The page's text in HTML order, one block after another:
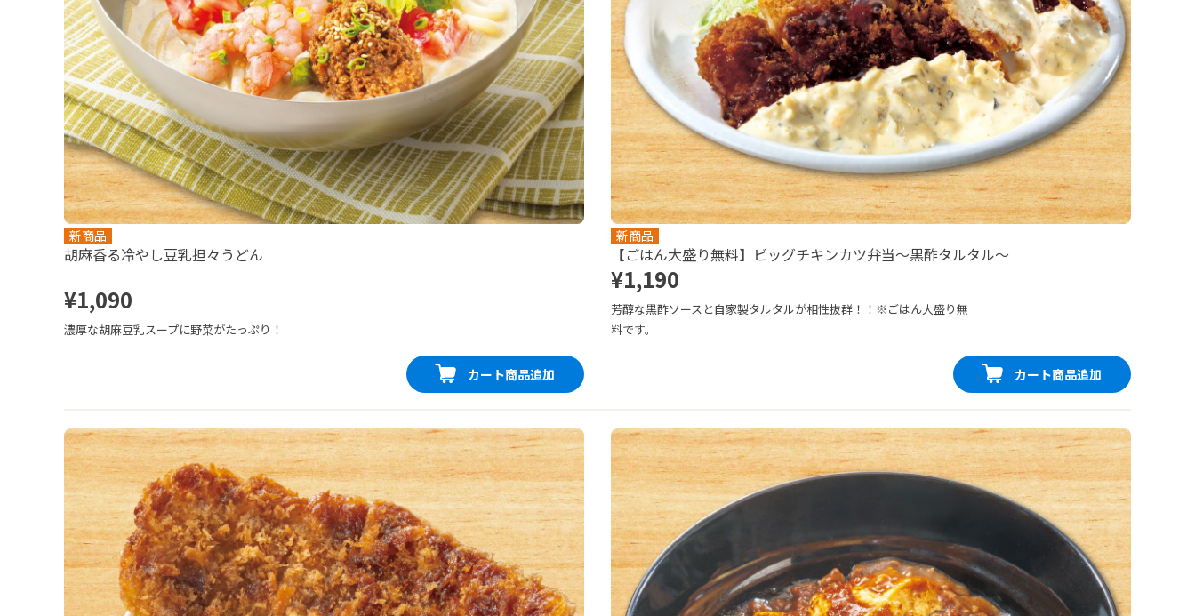
新商品
胡麻香る冷やし豆乳担々うどん
¥1,090
濃厚な胡麻豆乳スープに野菜がたっぷり！
カート商品追加
新商品
【ごはん大盛り無料】ビッグチキンカツ弁当〜黒酢タルタル〜
¥1,190
芳醇な黒酢ソースと自家製タルタルが相性抜群！！※ごはん大盛り無
料です。
カート商品追加